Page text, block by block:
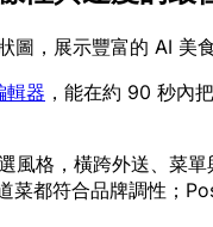
圖，展示豐富的 AI 美
輯器 ，能在約 90 秒內
風格，橫跨外送、菜
都符合品牌調性；